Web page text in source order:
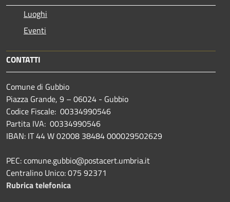
Luoghi
Eventi
CONTATTI
Comune di Gubbio
Piazza Grande, 9 – 06024 - Gubbio
Codice Fiscale: 00334990546
Partita IVA: 00334990546
IBAN: IT 44 W 02008 38484 000029502629
PEC: comune.gubbio@postacert.umbria.it
Centralino Unico: 075 92371
Rubrica telefonica